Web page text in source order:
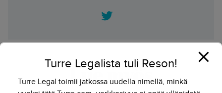
Lue myös
Turre Legalista tuli Reson!
Turre Legal toimii jatkossa uudella nimellä, minkä